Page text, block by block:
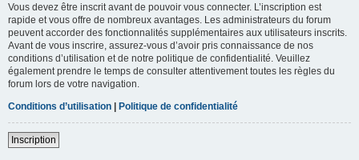
Vous devez être inscrit avant de pouvoir vous connecter. L’inscription est
rapide et vous offre de nombreux avantages. Les administrateurs du forum
peuvent accorder des fonctionnalités supplémentaires aux utilisateurs inscrits.
Avant de vous inscrire, assurez-vous d’avoir pris connaissance de nos
conditions d’utilisation et de notre politique de confidentialité. Veuillez
également prendre le temps de consulter attentivement toutes les règles du
forum lors de votre navigation.
Conditions d’utilisation | Politique de confidentialité
Inscription